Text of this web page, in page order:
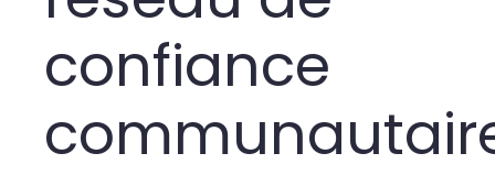
confiance